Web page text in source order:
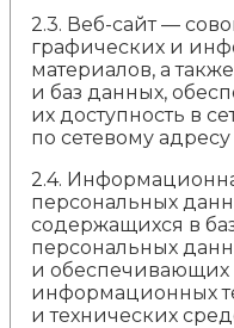
2.3. Веб-сайт —
графических и
материалов, а
и баз данных,
их доступность в
по сетевому
2.4.
персональных
содержащихся в
персональных
и обеспечивающих
информационных
и технических